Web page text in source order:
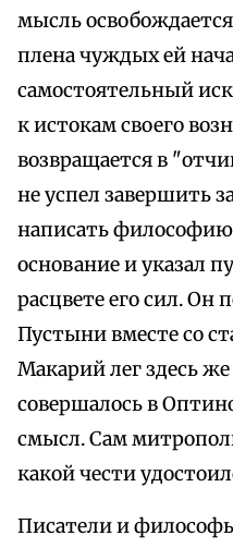
мысль
плена чуждых ей
самостоятельный
к истокам своего
возвращается в
не успел завершить
написать
основание и указал
расцвете его сил. Он
Пустыни вместе со
Макарий лег здесь же
совершалось в
смысл. Сам
какой чести
Писатели и